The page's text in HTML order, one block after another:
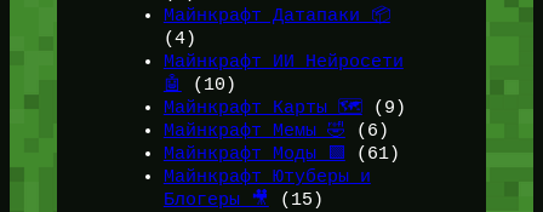
Майнкрафт Датапаки 📦
(4)
Майнкрафт ИИ Нейросети
🤖
(10)
Майнкрафт Карты 🗺️(9)
Майнкрафт Мемы 🤣 (6)
Майнкрафт Моды 🟩 (61)
Майнкрафт Ютуберы и
Блогеры 🎥
(15)